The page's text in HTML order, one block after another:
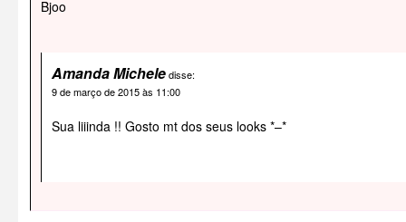
Bjoo
Amanda Micheledisse:
9 de março de 2015 às 11:00
Sua liiinda !! Gosto mt dos seus looks *–*